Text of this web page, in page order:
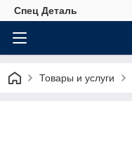
Спец Деталь
Товары и услуги